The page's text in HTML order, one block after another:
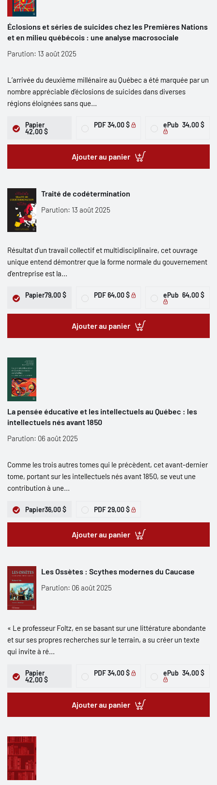
Éclosions et séries de suicides chez les Premières Nations
et en milieu québécois : une analyse macrosociale
Parution: 13 août 2025
L’arrivée du deuxième millénaire au Québec a été marquée par un
nombre appréciable d’éclosions de suicides dans diverses
régions éloignées sans que...
Papier
42,00 $
PDF34,00 $ ePub 34,00 $
Ajouter au panier
Traité de codétermination
Parution: 13 août 2025
Résultat d'un travail collectif et multidisciplinaire, cet ouvrage
unique entend démontrer que la forme normale du gouvernement
d'entreprise est la...
Papier79,00 $ PDF64,00 $ ePub 64,00 $
Ajouter au panier
La pensée éducative et les intellectuels au Québec : les
intellectuels nés avant 1850
Parution: 06 août 2025
Comme les trois autres tomes qui le précèdent, cet avant-dernier
tome, portant sur les intellectuels nés avant 1850, se veut une
contribution à une...
Papier36,00 $ PDF29,00 $
Ajouter au panier
Les Ossètes : Scythes modernes du Caucase
Parution: 06 août 2025
« Le professeur Foltz, en se basant sur une littérature abondante
et sur ses propres recherches sur le terrain, a su créer un texte
qui invite à ré...
Papier
42,00 $
PDF34,00 $ ePub 34,00 $
Ajouter au panier